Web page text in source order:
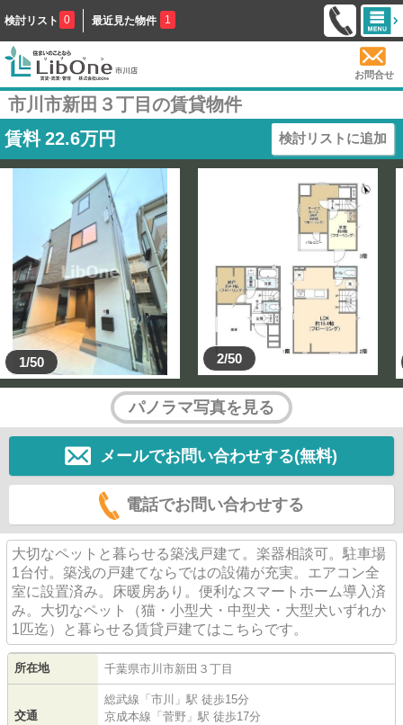
検討リスト 0 最近見た物件 1
お問合せ
市川市新田３丁目の賃貸物件
賃料 22.6万円 検討リストに追加
1/50 2/50
パノラマ写真を見る
メールでお問い合わせする(無料)
電話でお問い合わせする
大切なペットと暮らせる築浅戸建て。楽器相談可。駐車場
1台付。築浅の戸建てならではの設備が充実。エアコン全
室に設置済み。床暖房あり。便利なスマートホーム導入済
み。大切なペット（猫・小型犬・中型犬・大型犬いずれか
1匹迄）と暮らせる賃貸戸建てはこちらです。
所在地 千葉県市川市新田 ３丁目
交通
総武線 「 市川
」駅 徒歩15分
京成本線 「 菅野 」駅 徒歩17分